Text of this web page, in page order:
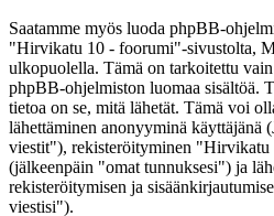
Saatamme myös luoda phpBB-
"Hirvikatu 10 - foorumi"-sivustolta,
ulkopuolella. Tämä on tarkoitettu
phpBB-ohjelmiston luomaa sisältöä.
tietoa on se, mitä lähetät. Tämä voi
lähettäminen anonyyminä käyttäjänä
viestit"), rekisteröityminen
(jälkeenpäin "omat tunnuksesi") ja
rekisteröitymisen ja
viestisi").